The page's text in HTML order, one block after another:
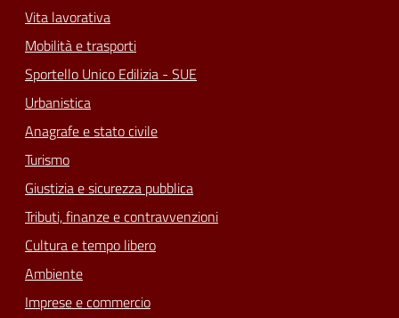
Vita lavorativa
Mobilità e trasporti
Sportello Unico Edilizia - SUE
Urbanistica
Anagrafe e stato civile
Turismo
Giustizia e sicurezza pubblica
Tributi, finanze e contravvenzioni
Cultura e tempo libero
Ambiente
Imprese e commercio